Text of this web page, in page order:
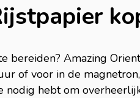
Amazing
of voor in de
hebt om